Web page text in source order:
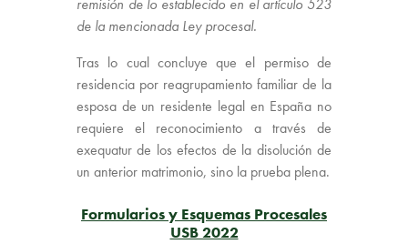
remisión de lo establecido en el artículo 523
de la mencionada Ley procesal.
Tras lo cual concluye que el permiso de
residencia por reagrupamiento familiar de la
esposa de un residente legal en España no
requiere el reconocimiento a través de
exequatur de los efectos de la disolución de
un anterior matrimonio, sino la prueba plena.
Formularios y Esquemas Procesales
USB 2022